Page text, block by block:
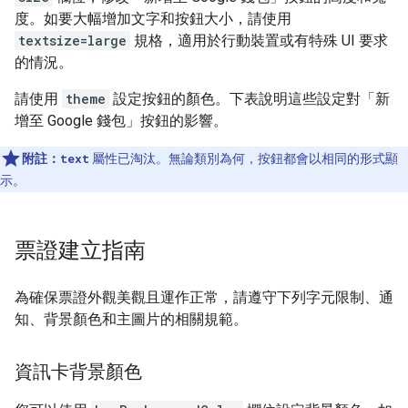
度。如要大幅增加文字和按鈕大小，請使用
textsize=large 規格，適用於行動裝置或有特殊 UI 要求
的情況。
請使用 theme 設定按鈕的顏色。下表說明這些設定對「新
增至 Google 錢包」 按鈕的影響。
附註： text 屬性已淘汰。無論類別為何，按鈕都會以相同的形式顯
示。
票證建立指南
為確保票證外觀美觀且運作正常，請遵守下列字元限制、通
知、背景顏色和主圖片的相關規範。
資訊卡背景顏色